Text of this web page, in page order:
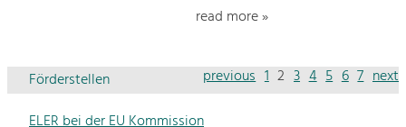
read more »
previous 1 2 3 4 5 6 7 next
Förderstellen
ELER bei der EU Kommission